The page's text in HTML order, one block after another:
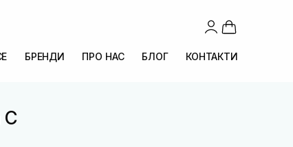
БРЕНДИ ПРО НАС БЛОГ КОНТАКТИ
C